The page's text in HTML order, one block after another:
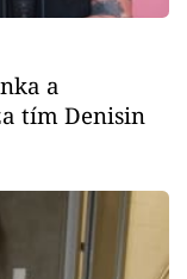
a
tím Denisin